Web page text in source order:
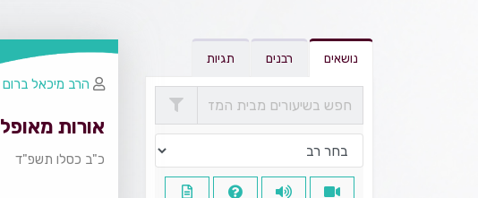
נושאים רבנים תגיות
אורות מאופל
כ"ב כסלו תשפ"ד
הרב מיכאל ברום